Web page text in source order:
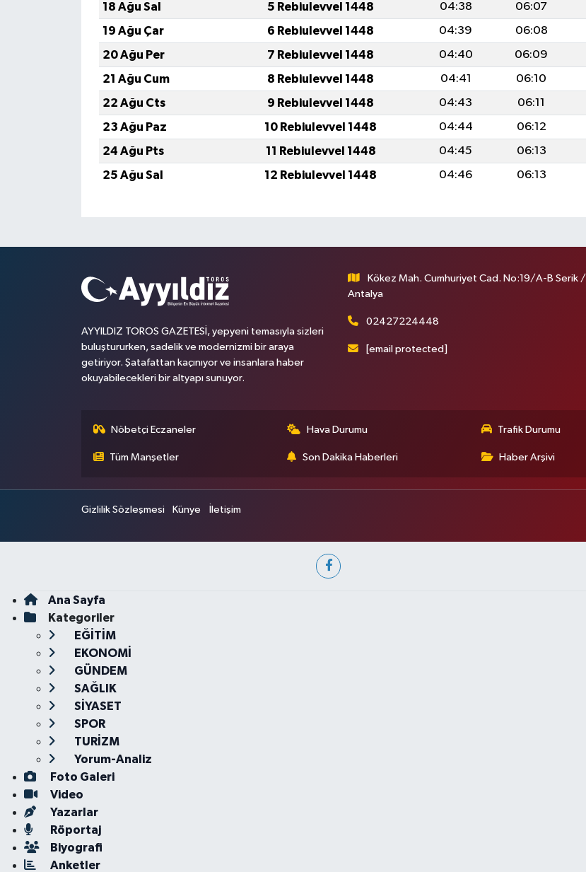
18 Ağu Sal
5 Rebiulevvel 1448 04:38 06:07
19 Ağu Çar
6 Rebiulevvel 1448 04:39 06:08
20 Ağu Per
7 Rebiulevvel 1448 04:40 06:09
21 Ağu Cum
8 Rebiulevvel 1448 04:41 06:10
22 Ağu Cts
9 Rebiulevvel 1448 04:43 06:11
23 Ağu Paz
10 Rebiulevvel 1448 04:44 06:12
24 Ağu Pts
11 Rebiulevvel 1448 04:45 06:13
25 Ağu Sal
12 Rebiulevvel 1448 04:46 06:13
AYYILDIZ TOROS GAZETESİ, yepyeni temasıyla sizleri
buluştururken, sadelik ve modernizmi bir araya
getiriyor. Şatafattan kaçınıyor ve insanlara haber
okuyabilecekleri bir altyapı sunuyor.
Kökez Mah. Cumhuriyet Cad. No:19/A-B Serik /
Antalya
02427224448
[email protected]
Nöbetçi Eczaneler Hava Durumu Trafik Durumu
Tüm Manşetler Son Dakika Haberleri Haber Arşivi
Gizlilik Sözleşmesi Künye İletişim
Ana Sayfa
Kategoriler
EĞİTİM
EKONOMİ
GÜNDEM
SAĞLIK
SİYASET
SPOR
TURİZM
Yorum-Analiz
Foto Galeri
Video
Yazarlar
Röportaj
Biyografi
Anketler